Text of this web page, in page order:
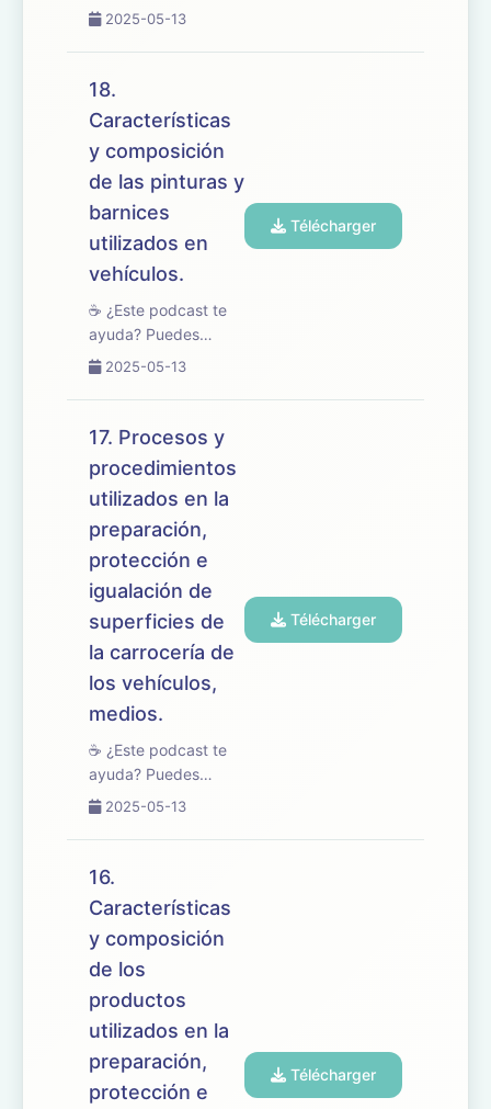
apoyarlo en
🎧 En este episodio
desarrollamos el
de oposiciones de
Mantenimiento de
Vehículos, centrado
en las mezcl...
2025-05-13
18.
Características
y composición
de las pinturas y
barnices
utilizados en
vehículos.
☕ ¿Este podcast te
ayuda? Puedes
apoyarlo en
🎧 En este episodio
abordamos el tema
oposiciones de
Mantenimiento de
Vehículos, dedicado
a las caracterís...
2025-05-13
Télécharger
17. Procesos y
procedimientos
utilizados en la
preparación,
protección e
igualación de
superficies de
la carrocería de
los vehículos,
medios.
☕ ¿Este podcast te
ayuda? Puedes
apoyarlo en
🎧 En este episodio
trabajamos el tema
oposiciones de
Mantenimiento de
Vehículos, enfocado
en los procesos...
2025-05-13
Télécharger
16.
Características
y composición
de los
productos
utilizados en la
preparación,
protección e
Télécharger